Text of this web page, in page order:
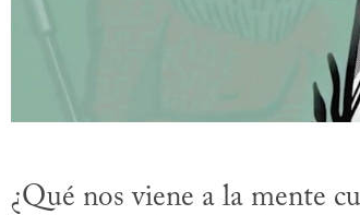
¿Qué nos viene a la mente